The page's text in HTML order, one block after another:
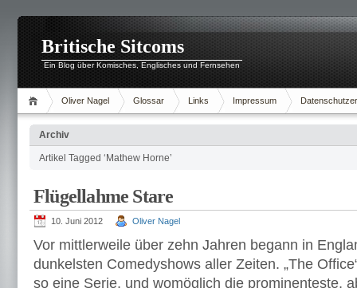
Britische Sitcoms
Ein Blog über Komisches, Englisches und Fernsehen
Oliver Nagel Glossar Links Impressum
Archiv
Artikel Tagged ‘Mathew Horne’
Flügellahme Stare
10. Juni 2012 Oliver Nagel
Vor mittlerweile über zehn Jahren begann in
dunkelsten Comedyshows aller Zeiten. „The
so eine Serie, und womöglich die prominenteste,